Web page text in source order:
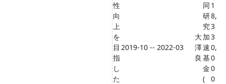
性
向
上
を
目
指
し
た
2019-10 -- 2022-03
大
澤
良
同
研
究
加
速
基
金
(
1
8,
3
3
0,
0
0
0